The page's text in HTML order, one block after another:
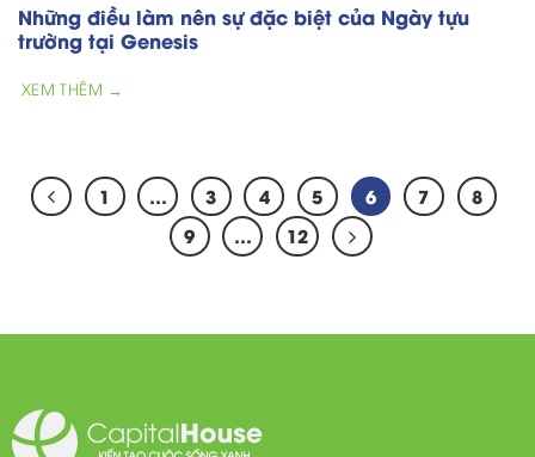
Những điều làm nên sự đặc biệt của Ngày tựu
trường tại Genesis
XEM THÊM →
1 … 3 4 5 6 7
8
9
… 12